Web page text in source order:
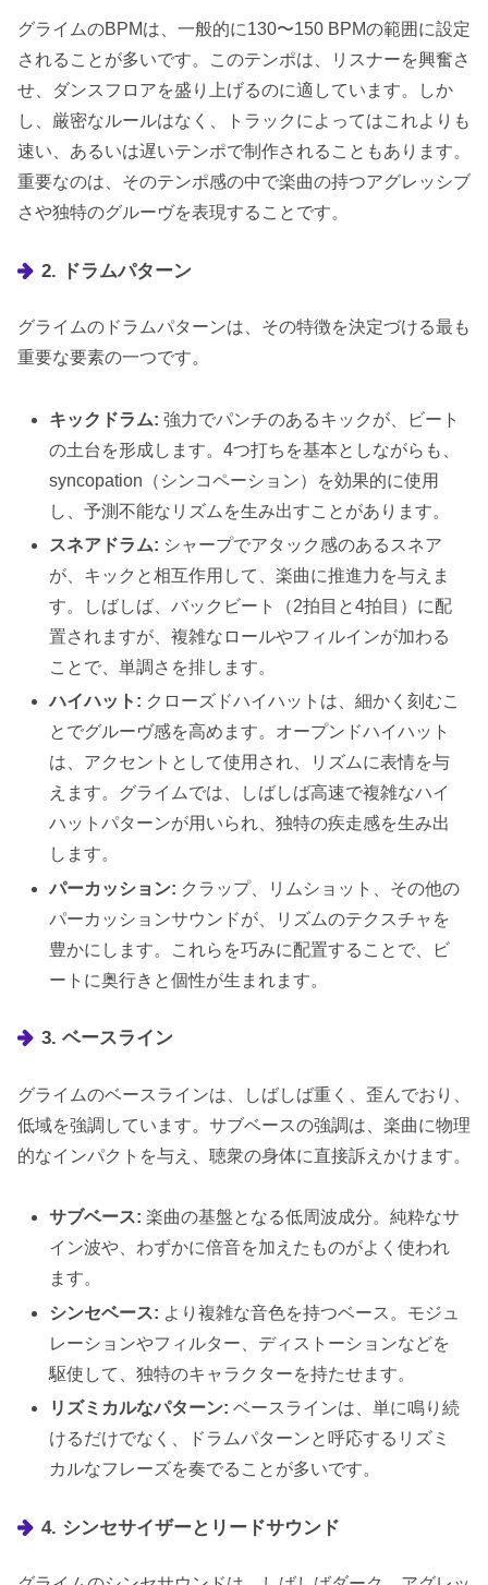
グライムのBPMは、一般的に130〜150 BPMの範囲に設定
されることが多いです。このテンポは、リスナーを興奮さ
せ、ダンスフロアを盛り上げるのに適しています。しか
し、厳密なルールはなく、トラックによってはこれよりも
速い、あるいは遅いテンポで制作されることもあります。
重要なのは、そのテンポ感の中で楽曲の持つアグレッシブ
さや独特のグルーヴを表現することです。
2. ドラムパターン
グライムのドラムパターンは、その特徴を決定づける最も
重要な要素の一つです。
キックドラム: 強力でパンチのあるキックが、ビート
の土台を形成します。4つ打ちを基本としながらも、
syncopation（シンコペーション）を効果的に使用
し、予測不能なリズムを生み出すことがあります。
スネアドラム: シャープでアタック感のあるスネア
が、キックと相互作用して、楽曲に推進力を与えま
す。しばしば、バックビート（2拍目と4拍目）に配
置されますが、複雑なロールやフィルインが加わる
ことで、単調さを排します。
ハイハット: クローズドハイハットは、細かく刻むこ
とでグルーヴ感を高めます。オープンドハイハット
は、アクセントとして使用され、リズムに表情を与
えます。グライムでは、しばしば高速で複雑なハイ
ハットパターンが用いられ、独特の疾走感を生み出
します。
パーカッション: クラップ、リムショット、その他の
パーカッションサウンドが、リズムのテクスチャを
豊かにします。これらを巧みに配置することで、ビ
ートに奥行きと個性が生まれます。
3. ベースライン
グライムのベースラインは、しばしば重く、歪んでおり、
低域を強調しています。サブベースの強調は、楽曲に物理
的なインパクトを与え、聴衆の身体に直接訴えかけます。
サブベース: 楽曲の基盤となる低周波成分。純粋なサ
イン波や、わずかに倍音を加えたものがよく使われ
ます。
シンセベース: より複雑な音色を持つベース。モジュ
レーションやフィルター、ディストーションなどを
駆使して、独特のキャラクターを持たせます。
リズミカルなパターン: ベースラインは、単に鳴り続
けるだけでなく、ドラムパターンと呼応するリズミ
カルなフレーズを奏でることが多いです。
4. シンセサイザーとリードサウンド